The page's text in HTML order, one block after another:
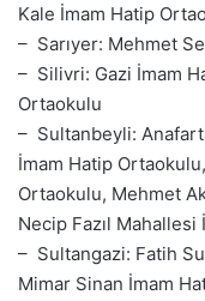
Kale İmam Hatip
– Sarıyer: Mehmet
– Silivri: Gazi İmam
Ortaokulu
– Sultanbeyli:
İmam Hatip
Ortaokulu, Mehmet
Necip Fazıl
– Sultangazi: Fatih
Mimar Sinan İmam